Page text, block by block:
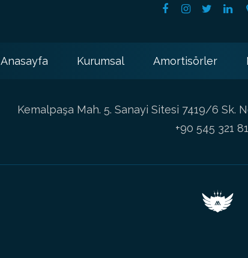
Anasayfa Kurumsal Amortisörler
Kemalpaşa Mah. 5. Sanayi Sitesi 7419/6 Sk.
+90 545 321